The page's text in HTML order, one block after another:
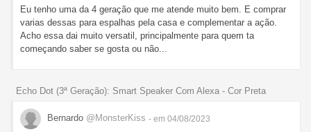
Eu tenho uma da 4 geração que me atende muito bem. E comprar
varias dessas para espalhas pela casa e complementar a ação.
Acho essa dai muito versatil, principalmente para quem ta
começando saber se gosta ou não...
Echo Dot (3ª Geração): Smart Speaker Com Alexa - Cor Preta
Bernardo @MonsterKiss - em 04/08/2023